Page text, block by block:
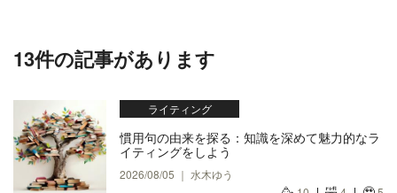
13件の記事があります
ライティング
慣用句の由来を探る：知識を深めて魅力的なラ
イティングをしよう
2026/08/05 ｜ 水木ゆう